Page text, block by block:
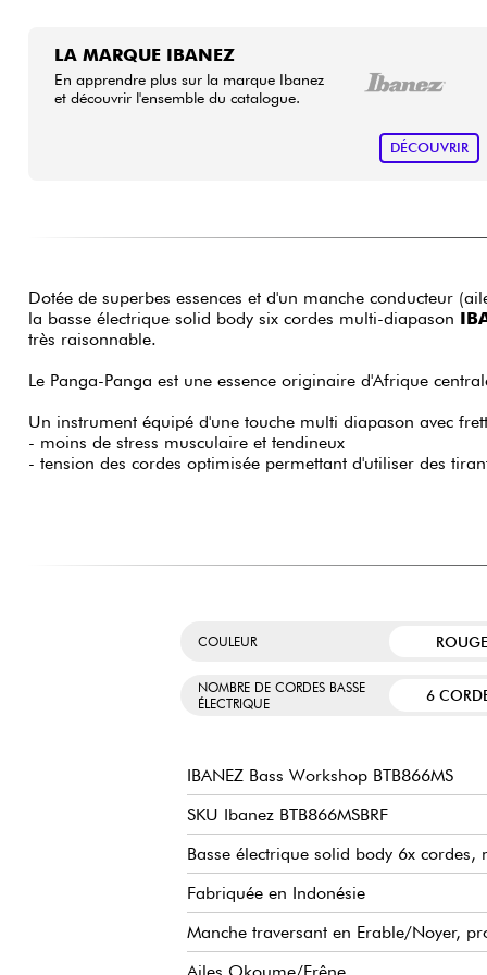
LA MARQUE IBANEZ
En apprendre plus sur la marque Ibanez
et découvrir l'ensemble du catalogue.
DÉCOUVRIR
Dotée de superbes essences et d'un manche conducteur
la basse électrique solid body six cordes multi-diapason
très raisonnable.
Le Panga-Panga est une essence originaire d'Afrique
Un instrument équipé d'une touche multi diapason avec
- moins de stress musculaire et tendineux
- tension des cordes optimisée permettant d'utiliser des
COULEUR ROUGE
NOMBRE DE CORDES BASSE
ÉLECTRIQUE
6
IBANEZ Bass Workshop BTB866MS
SKU Ibanez BTB866MSBRF
Basse électrique solid body 6x
Fabriquée en Indonésie
Manche traversant en Erable/Noyer,